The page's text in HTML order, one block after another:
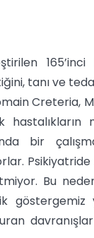
165’inci
tanı ve
Creteria,
bir
Psikiyatride
Bu
göstergemiz